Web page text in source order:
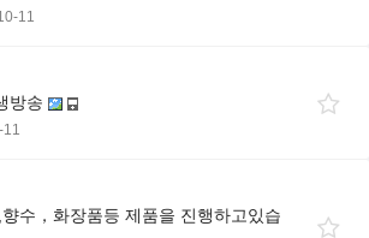
11
방송
11
수，화장품등 제품을 진행하고있습